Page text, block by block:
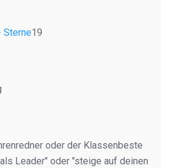
Sterne19
oder der Klassenbeste
Leader" oder "steige auf deinen